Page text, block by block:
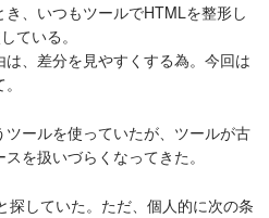
、いつもツールでHTMLを整形し
ている。
、差分を見やすくする為。今回は
ールを使っていたが、ツールが古
を扱いづらくなってきた。
探していた。ただ、個人的に次の条